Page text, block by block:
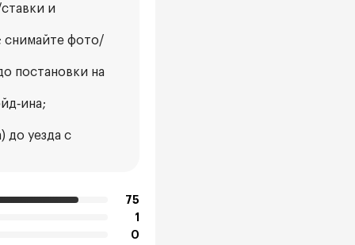
и
снимайте фото/
постановки на
до уезда с
75
1
0